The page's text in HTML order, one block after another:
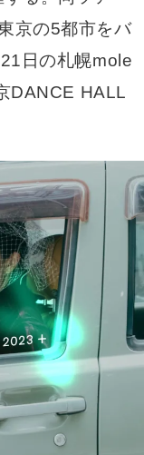
京の5都市をバ
日の札幌mole
DANCE HALL